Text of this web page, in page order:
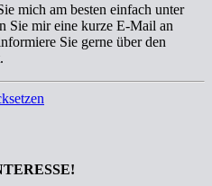
mich am besten einfach unter
Sie mir eine kurze E-Mail an
Sie gerne über den